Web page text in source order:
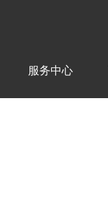
服务中心